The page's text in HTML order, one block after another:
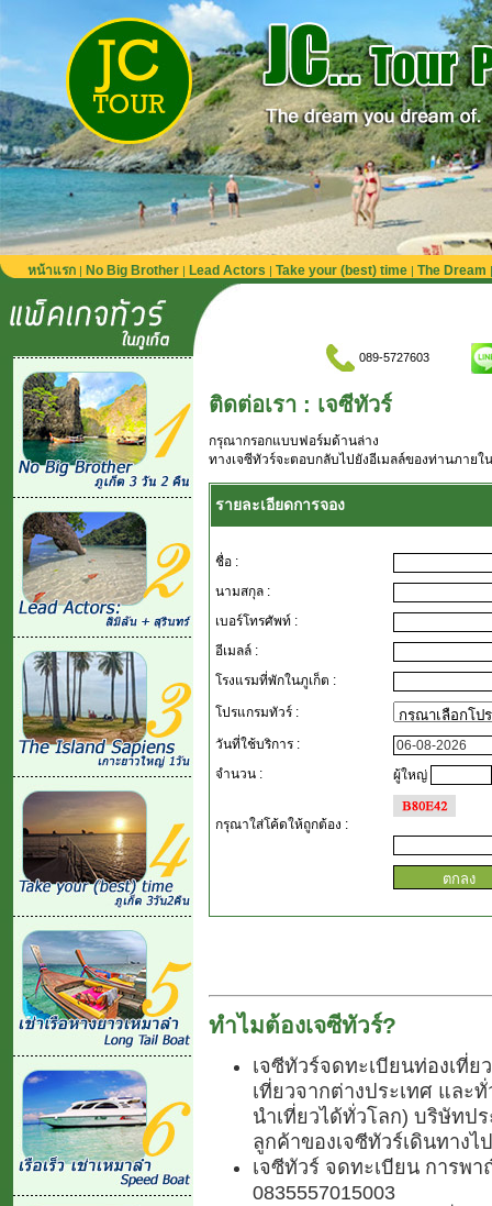
หน้าแรก | No Big Brother | Lead Actors | Take your (best) time | The Dream
089-5727603
ติดต่อเรา : เจซีทัวร์
กรุณากรอกแบบฟอร์มด้านล่าง
ทางเจซีทัวร์จะตอบกลับไปยังอีเมลล์ของท่านภาย
รายละเอียดการจอง
ชื่อ :
นามสกุล :
เบอร์โทรศัพท์ :
อีเมลล์ :
โรงแรมที่พักในภูเก็ต :
โปรแกรมทัวร์ :
วันที่ใช้บริการ :
จำนวน :
ผู้ใหญ่
กรุณาใส่โค้ดให้ถูกต้อง :
ทำไมต้องเจซีทัวร์?
เจซีทัวร์จดทะเบียนท่องเที่ย
เที่ยวจากต่างประเทศ และ
นำเที่ยวได้ทั่วโลก) บริษัทป
ลูกค้าของเจซีทัวร์เดินทางไ
เจซีทัวร์ จดทะเบียน การพ
0835557015003